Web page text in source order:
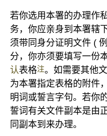
若你选用本署的办理作
务，你应亲身到本署辖
须带同身分证明文件 (
分，你亦须要填写一份
认表格注。如需要其他
为本署指定表格的附件
明词或誓言字句。若你
誓词有关文件副本是由
同副本到来办理。